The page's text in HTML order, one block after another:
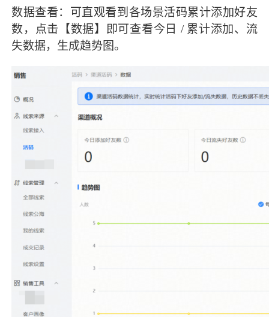
数据查看：可直观看到各场景活码累计添加好友
数，点击【数据】即可查看今日 / 累计添加、流
失数据，生成趋势图。